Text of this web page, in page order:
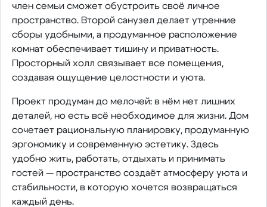
член семьи сможет обустроить своё личное
пространство. Второй санузел делает утренние
сборы удобными, а продуманное расположение
комнат обеспечивает тишину и приватность.
Просторный холл связывает все помещения,
создавая ощущение целостности и уюта.
Проект продуман до мелочей: в нём нет лишних
деталей, но есть всё необходимое для жизни. Дом
сочетает рациональную планировку, продуманную
эргономику и современную эстетику. Здесь
удобно жить, работать, отдыхать и принимать
гостей — пространство создаёт атмосферу уюта и
стабильности, в которую хочется возвращаться
каждый день.